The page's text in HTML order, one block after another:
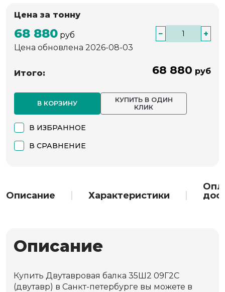
Цена за тонну
68 880 руб −
+
Цена обновлена 2026-08-03
Итого: 68 880 руб
В КОРЗИНУ
КУПИТЬ В ОДИН
КЛИК
В ИЗБРАННОЕ
В СРАВНЕНИЕ
Описание Характеристики
Описание
Купить Двутавровая балка 35Ш2 09Г2С
(двутавр) в Санкт-петербурге вы можете в